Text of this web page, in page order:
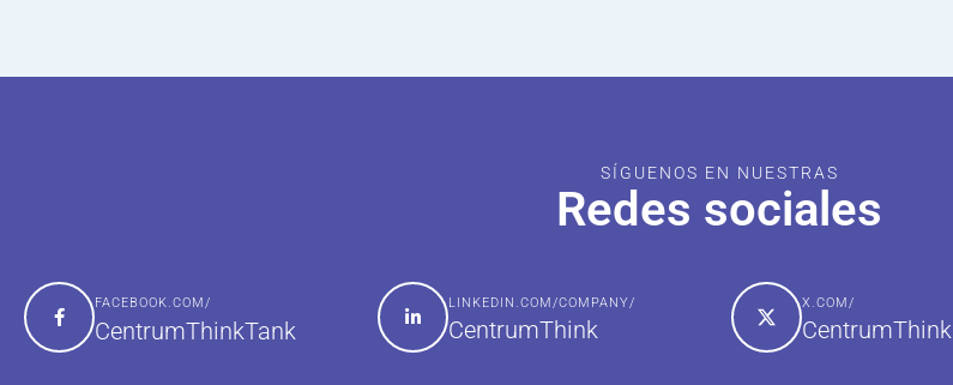
SÍGUENOS EN NUESTRAS
Redes sociales
FACEBOOK.COM/
CentrumThinkTank
LINKEDIN.COM/COMPANY/
CentrumThink
X.COM/
CentrumThink